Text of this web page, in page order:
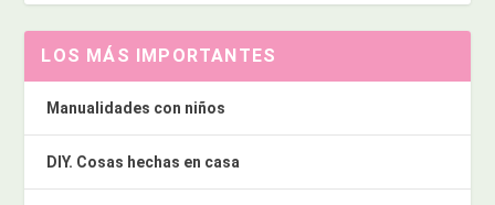
LOS MÁS IMPORTANTES
Manualidades con niños
DIY. Cosas hechas en casa